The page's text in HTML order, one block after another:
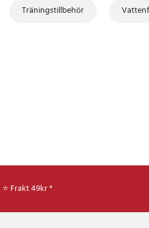
Träningstillbehör
⭐ Frakt 49kr *